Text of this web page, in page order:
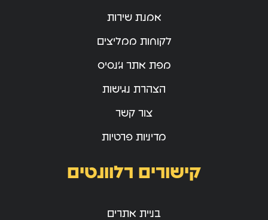
אמנת שירות
לקוחות ממליצים
מפת אתר ג’נסיס
הצהרת נגישות
צור קשר
מדיניות פרטיות
קישורים רלוונטים
בניית אתרים